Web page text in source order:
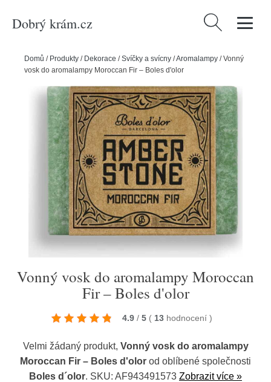
Dobrý krám.cz Vyhledávání
Domů / Produkty / Dekorace /Svíčky a svícny /Aromalampy /Vonný
vosk do aromalampy Moroccan Fir – Boles d'olor
Vonný vosk do aromalampy Moroccan
Fir – Boles d'olor
4.9 / 5 ( 13 hodnocení )
Velmi žádaný produkt, Vonný vosk do aromalampy
Moroccan Fir – Boles d'olor od oblíbené společnosti
Boles d´olor. SKU: AF943491573 Zobrazit více »